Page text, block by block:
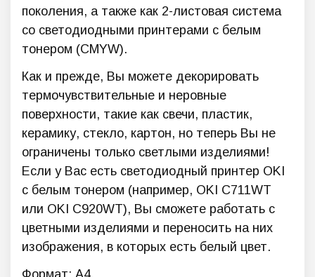
поколения, а также как 2-листовая система
со светодиодными принтерами с белым
тонером (CMYW).
Как и прежде, Вы можете декорировать
термочувствительные и неровные
поверхности, такие как свечи, пластик,
керамику, стекло, картон, но теперь Вы не
ограничены только светлыми изделиями!
Если у Вас есть светодиодный принтер OKI
с белым тонером (например, OKI C711WT
или OKI C920WT), Вы сможете работать с
цветными изделиями и переносить на них
изображения, в которых есть белый цвет.
Формат: А4.